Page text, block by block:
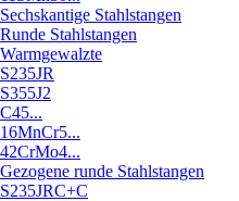
Sechskantige Stahlstangen
Runde Stahlstangen
Warmgewalzte
S235JR
S355J2
C45...
16MnCr5...
42CrMo4...
Gezogene runde Stahlstangen
S235JRC+C